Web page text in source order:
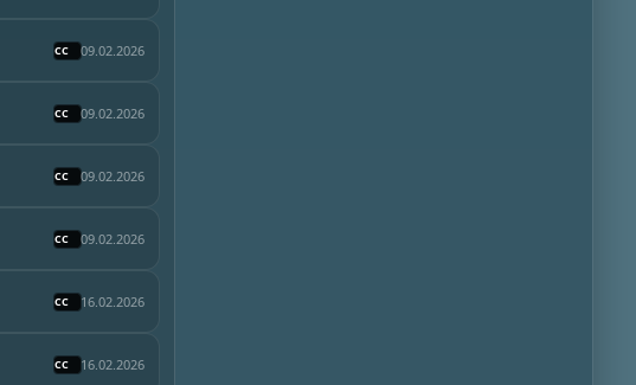
09.02.2026
09.02.2026
09.02.2026
09.02.2026
16.02.2026
16.02.2026